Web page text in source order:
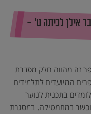
אילן לכיתה ט’ –
זה מהווה חלק מסדרת
המיועדים לתלמידים
בתכנית לנוער
במתמטיקה. במסגרת